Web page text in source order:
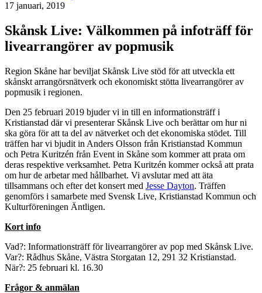
17 januari, 2019
Skånsk Live: Välkommen på infoträff för
livearrangörer av popmusik
Region Skåne har beviljat Skånsk Live stöd för att utveckla ett
skånskt arrangörsnätverk och ekonomiskt stötta livearrangörer av
popmusik i regionen.
Den 25 februari 2019 bjuder vi in till en informationsträff i
Kristianstad där vi presenterar Skånsk Live och berättar om hur ni
ska göra för att ta del av nätverket och det ekonomiska stödet. Till
träffen har vi bjudit in Anders Olsson från Kristianstad Kommun
och Petra Kuritzén från Event in Skåne som kommer att prata om
deras respektive verksamhet. Petra Kuritzén kommer också att prata
om hur de arbetar med hållbarhet. Vi avslutar med att äta
tillsammans och efter det konsert med Jesse Dayton. Träffen
genomförs i samarbete med Svensk Live, Kristianstad Kommun och
Kulturföreningen Äntligen.
Kort info
Vad?: Informationsträff för livearrangörer av pop med Skånsk Live.
Var?: Rådhus Skåne, Västra Storgatan 12, 291 32 Kristianstad.
När?: 25 februari kl. 16.30
Frågor & anmälan